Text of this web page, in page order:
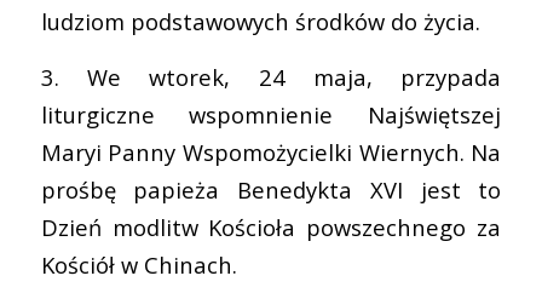
ludziom podstawowych środków do życia.
3. We wtorek, 24 maja, przypada
liturgiczne wspomnienie Najświętszej
Maryi Panny Wspomożycielki Wiernych. Na
prośbę papieża Benedykta XVI jest to
Dzień modlitw Kościoła powszechnego za
Kościół w Chinach.